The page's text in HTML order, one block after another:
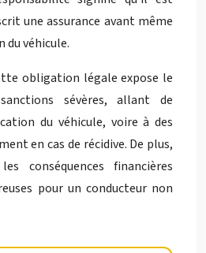
une assurance avant même
du véhicule.
obligation légale expose le
sévères, allant de
du véhicule, voire à des
en cas de récidive. De plus,
conséquences financières
pour un conducteur non